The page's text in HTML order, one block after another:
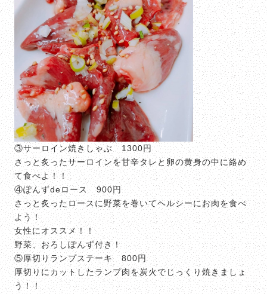
③サーロイン焼きしゃぶ 1300円
さっと炙ったサーロインを甘辛タレと卵の黄身の中に絡め
て食べよ！！
④ぽんずdeロース 900円
さっと炙ったロースに野菜を巻いてヘルシーにお肉を食べ
よう！
女性にオススメ！！
野菜、おろしぽんず付き！
⑤厚切りランプステーキ 800円
厚切りにカットしたランプ肉を炭火でじっくり焼きましょ
う！！